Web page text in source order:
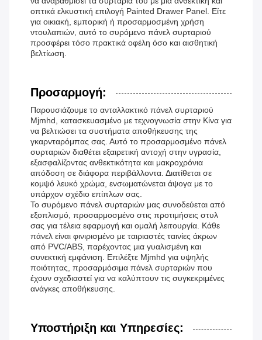
οπτικά ελκυστική επιλογή Painted Drawer Panel. Είτε
για οικιακή, εμπορική ή προσαρμοσμένη χρήση
ντουλαπιών, αυτό το συρόμενο πάνελ συρταριού
προσφέρει τόσο πρακτικά οφέλη όσο και αισθητική
βελτίωση.
Προσαρμογή:
Παρουσιάζουμε το ανταλλακτικό πάνελ συρταριού
Mjmhd, κατασκευασμένο με τεχνογνωσία στην Κίνα για
να βελτιώσει τα συστήματα αποθήκευσης της
γκαρνταρόμπας σας. Αυτό το προσαρμοσμένο πάνελ
συρταριών διαθέτει εξαιρετική αντοχή στην υγρασία,
εξασφαλίζοντας ανθεκτικότητα και μακροχρόνια
απόδοση σε διάφορα περιβάλλοντα. Διατίθεται σε
κομψό λευκό χρώμα, ενσωματώνεται άψογα με το
υπάρχον σχέδιο επίπλων σας.
Το συρόμενο πάνελ συρταριών μας συνοδεύεται από
εξοπλισμό, προσαρμοσμένο στις προτιμήσεις στυλ
σας για τέλεια εφαρμογή και ομαλή λειτουργία. Κάθε
πάνελ είναι φινιρισμένο με ταιριαστές ταινίες άκρων
από PVC/ABS, παρέχοντας μια γυαλισμένη και
συνεκτική εμφάνιση. Επιλέξτε Mjmhd για υψηλής
ποιότητας, προσαρμόσιμα πάνελ συρταριών που
έχουν σχεδιαστεί για να καλύπτουν τις συγκεκριμένες
ανάγκες αποθήκευσης.
Υποστήριξη και Υπηρεσίες: